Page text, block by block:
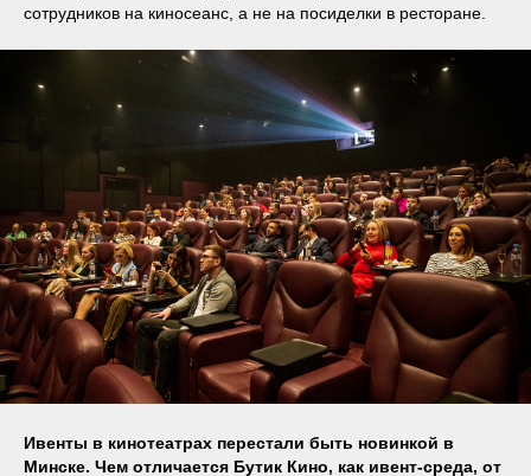
сотрудников на киносеанс, а не на посиделки в ресторане.
Ивенты в кинотеатрах перестали быть новинкой в
Минске. Чем отличается Бутик Кино, как ивент-среда, от